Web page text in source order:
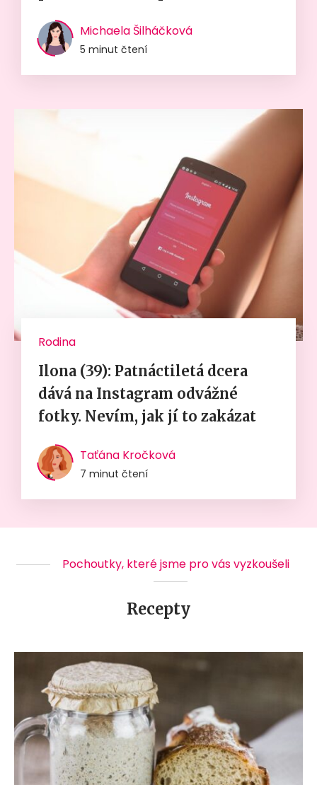
Michaela Šilháčková
5 minut čtení
Rodina
Ilona (39): Patnáctiletá dcera
dává na Instagram odvážné
fotky. Nevím, jak jí to zakázat
Taťána Kročková
7 minut čtení
Pochoutky, které jsme pro vás vyzkoušeli
Recepty